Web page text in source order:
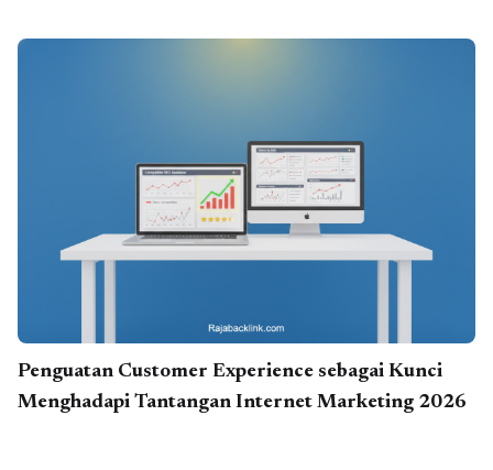
Penguatan Customer Experience sebagai Kunci
Menghadapi Tantangan Internet Marketing 2026